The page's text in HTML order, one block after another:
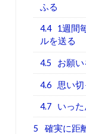
ふる
4.4
1週間
ルを送る
4.5 お願
4.6 思い
4.7 いっ
5
確実に距